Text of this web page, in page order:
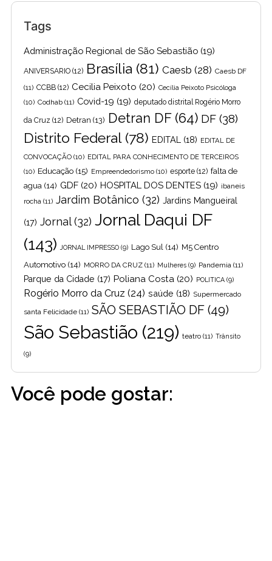
Tags
Administração Regional de São Sebastião (19)
ANIVERSARIO (12) Brasília (81) Caesb (28) Caesb DF
(11) CCBB (12) Cecilia Peixoto (20) Cecília Peixoto Psicóloga
(10) Codhab (11) Covid-19 (19) deputado distrital Rogério Morro
da Cruz (12) Detran (13) Detran DF(64) DF (38)
Distrito Federal(78) EDITAL (18) EDITAL DE
CONVOCAÇÃO (10) EDITAL PARA CONHECIMENTO DE TERCEIROS
(10) Educação (15) Empreendedorismo (10) esporte (12) falta de
agua (14) GDF (20) HOSPITAL DOS DENTES (19) ibaneis
rocha (11) Jardim Botânico (32) Jardins Mangueiral
(17) Jornal(32) Jornal Daqui DF
(143)
JORNAL IMPRESSO (9) Lago Sul (14) M5 Centro
Automotivo (14) MORRO DA CRUZ (11) Mulheres (9) Pandemia (11)
Parque da Cidade (17) Poliana Costa (20) POLITICA (9)
Rogério Morro da Cruz (24) saúde (18) Supermercado
santa Felicidade (11) SÃO SEBASTIÃO DF (49)
São Sebastião (219) teatro (11) Trânsito
(9)
Você pode gostar: